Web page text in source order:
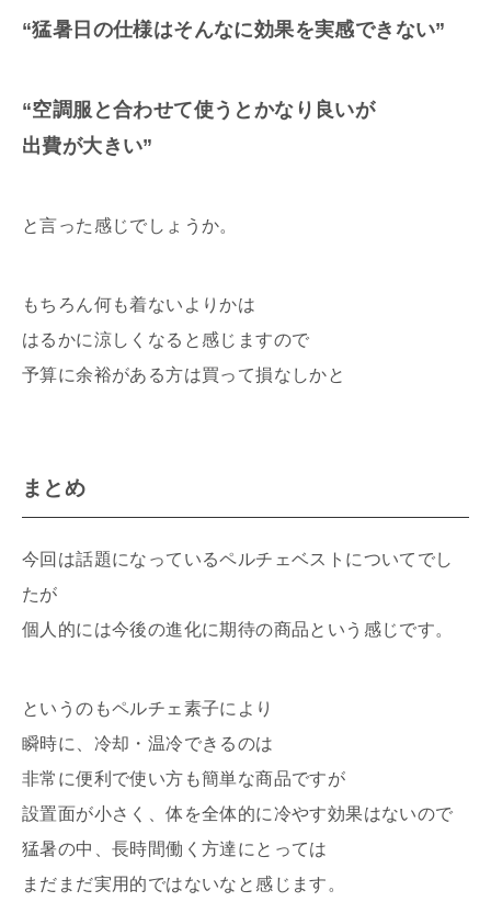
“猛暑日の仕様はそんなに効果を実感できない”
“空調服と合わせて使うとかなり良いが
出費が大きい”
と言った感じでしょうか。
もちろん何も着ないよりかは
はるかに涼しくなると感じますので
予算に余裕がある方は買って損なしかと
まとめ
今回は話題になっているペルチェベストについてでし
たが
個人的には今後の進化に期待の商品という感じです。
というのもペルチェ素子により
瞬時に、冷却・温冷できるのは
非常に便利で使い方も簡単な商品ですが
設置面が小さく、体を全体的に冷やす効果はないので
猛暑の中、長時間働く方達にとっては
まだまだ実用的ではないなと感じます。